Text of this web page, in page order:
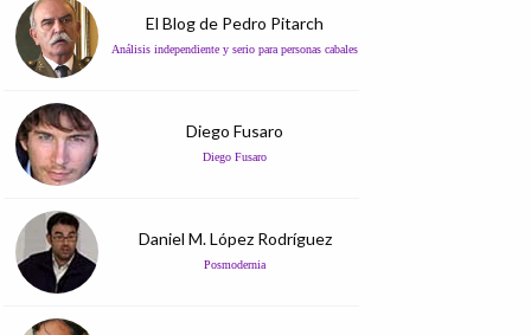
El Blog de Pedro Pitarch
Análisis independiente y serio para personas cabales
Diego Fusaro
Diego Fusaro
Daniel M. López Rodríguez
Posmodernia